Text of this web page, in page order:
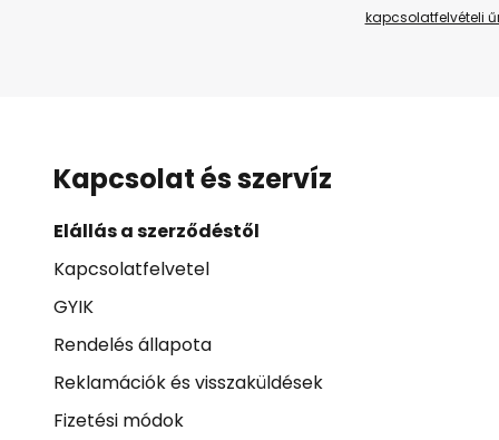
kapcsolatfelvételi
Kapcsolat és szervíz
Elállás a szerződéstől
Kapcsolatfelvetel
GYIK
Rendelés állapota
Reklamációk és visszaküldések
Fizetési módok